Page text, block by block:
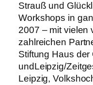
Strauß und
Workshops in
2007 – mit vielen
zahlreichen
Stiftung Haus
undLeipzig/
Leipzig,